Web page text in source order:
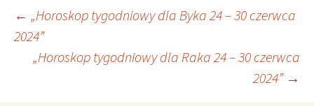
Nawigacja
wpisu
← „Horoskop tygodniowy dla Byka 24 – 30 czerwca
2024”
„Horoskop tygodniowy dla Raka 24 – 30 czerwca
2024” →